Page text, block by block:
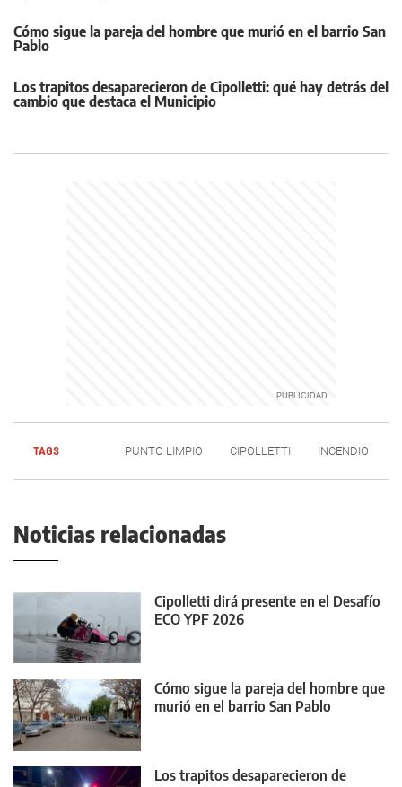
Cómo sigue la pareja del hombre que murió en el barrio San
Pablo
Los trapitos desaparecieron de Cipolletti: qué hay detrás del
cambio que destaca el Municipio
TAGS PUNTO LIMPIO CIPOLLETTI INCENDIO
Noticias relacionadas
Cipolletti dirá presente en el Desafío
ECO YPF 2026
Cómo sigue la pareja del hombre que
murió en el barrio San Pablo
Los trapitos desaparecieron de